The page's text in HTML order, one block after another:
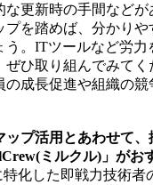
更新時の手間などが
プを踏めば、分かり
う。ITツールなど労力
ぜひ取り組んでみてく
の成長促進や組織の
ップ活用とあわせて
ミルクル)」がお
化した即戦力技術者